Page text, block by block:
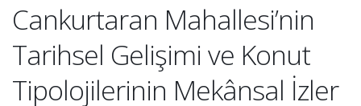
Cankurtaran Mahallesi’nin
Tarihsel Gelişimi ve Konut
Tipolojilerinin Mekânsal İzler